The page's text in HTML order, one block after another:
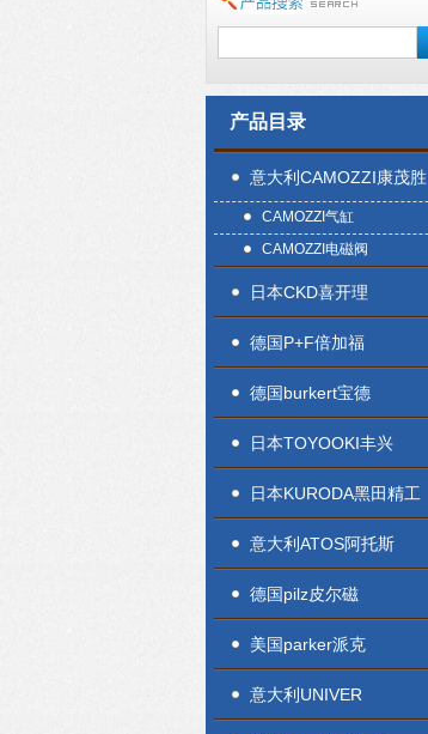
产品目录
意大利CAMOZZI康茂胜
CAMOZZI气缸
CAMOZZI电磁阀
日本CKD喜开理
德国P+F倍加福
德国burkert宝德
日本TOYOOKI丰兴
日本KURODA黑田精工
意大利ATOS阿托斯
德国pilz皮尔磁
美国parker派克
意大利UNIVER